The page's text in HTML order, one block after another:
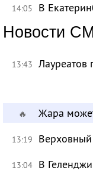
14:05 В
Новости
13:43
🔥 Жара
13:19
13:04 В